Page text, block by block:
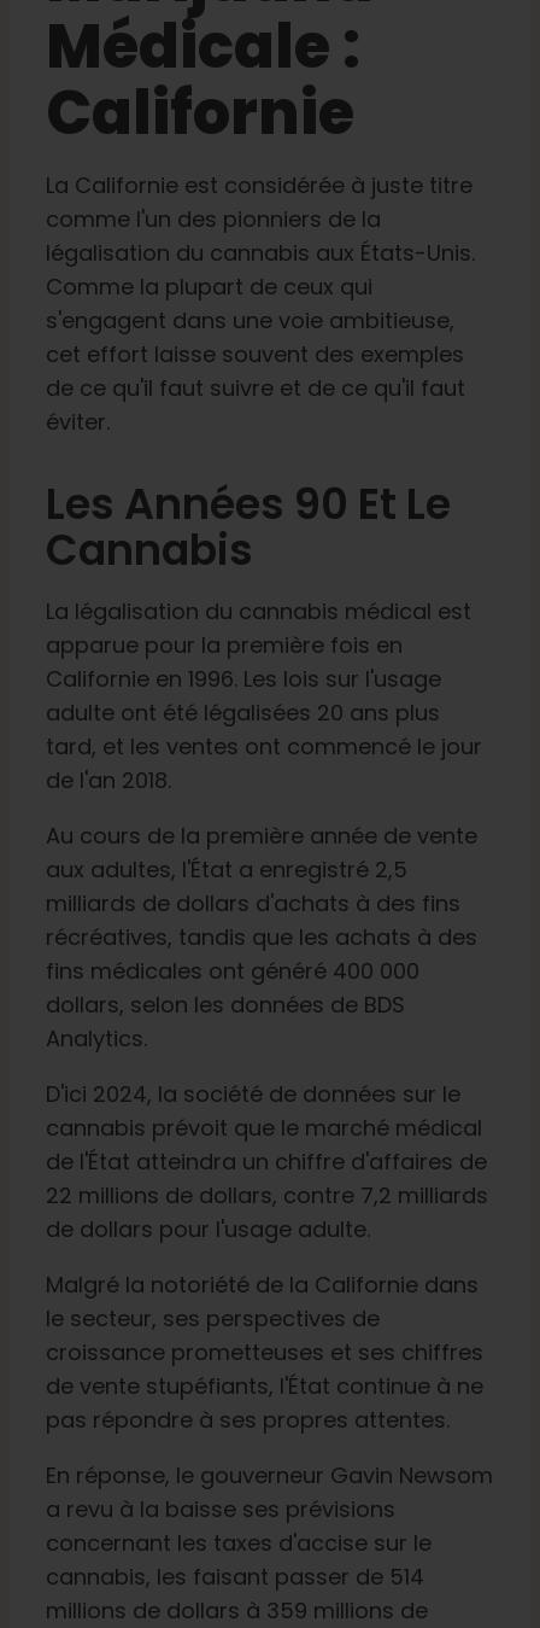
Apprendre
Presse
A propos de
Chasse au phéno
Préserver le patrimoine génétique des
Contact
Boutique
Recherche
de
:
Médicale :
Californie
La Californie est considérée à juste titre
comme l'un des pionniers de la
légalisation du cannabis aux États-Unis.
Comme la plupart de ceux qui
s'engagent dans une voie ambitieuse,
cet effort laisse souvent des exemples
de ce qu'il faut suivre et de ce qu'il faut
éviter.
Les Années 90 Et Le
Cannabis
La légalisation du cannabis médical est
apparue pour la première fois en
Californie en 1996. Les lois sur l'usage
adulte ont été légalisées 20 ans plus
tard, et les ventes ont commencé le jour
de l'an 2018.
Au cours de la première année de vente
aux adultes, l'État a enregistré 2,5
milliards de dollars d'achats à des fins
récréatives, tandis que les achats à des
fins médicales ont généré 400 000
dollars, selon les données de BDS
Analytics.
D'ici 2024, la société de données sur le
cannabis prévoit que le marché médical
de l'État atteindra un chiffre d'affaires de
22 millions de dollars, contre 7,2 milliards
de dollars pour l'usage adulte.
Malgré la notoriété de la Californie dans
le secteur, ses perspectives de
croissance prometteuses et ses chiffres
de vente stupéfiants, l'État continue à ne
pas répondre à ses propres attentes.
En réponse, le gouverneur Gavin Newsom
a revu à la baisse ses prévisions
concernant les taxes d'accise sur le
cannabis, les faisant passer de 514
millions de dollars à 359 millions de